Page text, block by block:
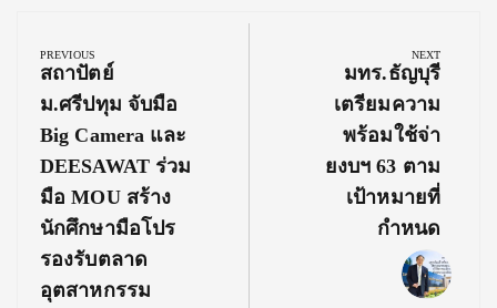
navigation
PREVIOUS
Previous
Post:
สถาปัตย์
ม.ศรีปทุม จับมือ
Big Camera และ
DEESAWAT ร่วม
มือ MOU สร้าง
นักศึกษามือโปร
รองรับตลาด
อุตสาหกรรม
NEXT
Next
Post:
มทร.ธัญบุรี
เตรียมความ
พร้อมใช้จ่า
ยงบฯ 63 ตาม
เป้าหมายที่
กำหนด